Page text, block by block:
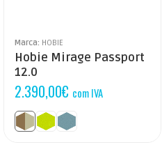
Marca: HOBIE
Hobie Mirage Passport
12.0
2.390,00€ com IVA